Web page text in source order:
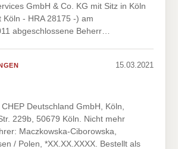
GmbH & Co. KG mit Sitz in Köln
Köln - HRA 28175 -) am
abgeschlossene Beherr…
15.03.2021
Deutschland GmbH, Köln,
229b, 50679 Köln. Nicht mehr
Maczkowska-Ciborowska,
/ Polen, *XX.XX.XXXX. Bestellt als